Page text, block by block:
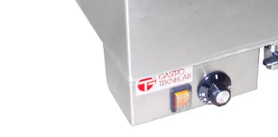
(Obligatoriskt)
Värmehäll
Hamburgervärmeri
Utlämningshylla